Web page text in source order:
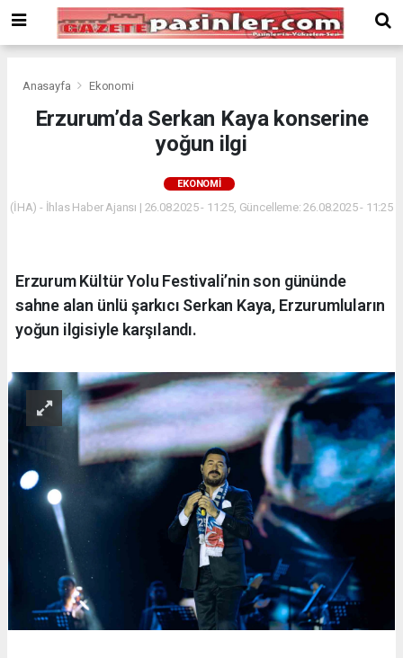
Bonusu
Veren
deneme
siteler
Veren
Anasayfa Ekonomi
Erzurum’da Serkan Kaya konserine
yoğun ilgi
EKONOMI
(İHA) - İhlas Haber Ajansı | 26.08.2025 - 11:25, Güncelleme: 26.08.2025 - 11:25
Erzurum Kültür Yolu Festivali’nin son gününde
sahne alan ünlü şarkıcı Serkan Kaya, Erzurumluların
yoğun ilgisiyle karşılandı.